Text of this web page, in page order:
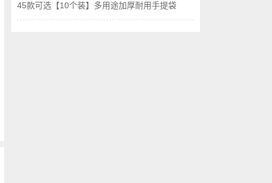
45款可选【10个装】多用途加厚耐用手提袋